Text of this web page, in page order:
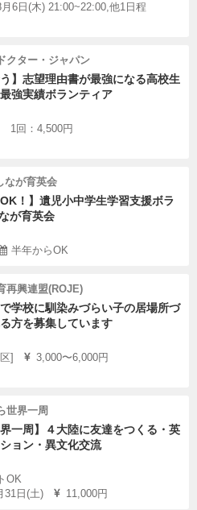
6日(木) 21:00~22:00,他1日程
クター・ジャパン
う】志望理由書が最強になる高校生
強実績ボランティア
1回：4,500円
なが育英会
OK！】遺児小中学生学習支援ボラ
が育英会
半年からOK
再興連盟(ROJE)
学校に馴染みづらい子の居場所づ
方を募集しています
]
3,000〜6,000円
世界一周
界一周】４大陸に友達をつくる・英
ョン・異文化交流
OK
31日(土)
11,000円